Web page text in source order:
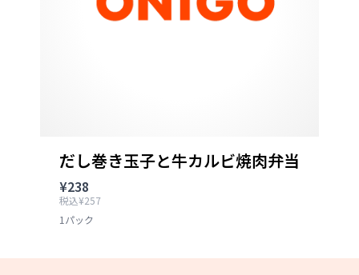
だし巻き玉子と牛カルビ焼肉弁当
¥238
税込¥257
1パック